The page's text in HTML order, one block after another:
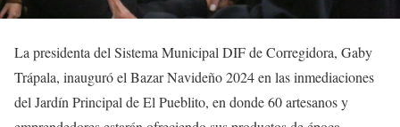
La presidenta del Sistema Municipal DIF de Corregidora, Gaby
Trápala, inauguró el Bazar Navideño 2024 en las inmediaciones
del Jardín Principal de El Pueblito, en donde 60 artesanos y